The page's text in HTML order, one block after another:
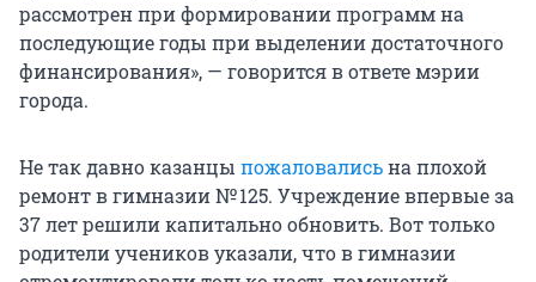
рассмотрен при формировании программ на
последующие годы при выделении достаточного
финансирования», — говорится в ответе мэрии
города.
Не так давно казанцы пожаловалисьна плохой
ремонт в гимназии № 125. Учреждение впервые за
37 лет решили капитально обновить. Вот только
родители учеников указали, что в гимназии